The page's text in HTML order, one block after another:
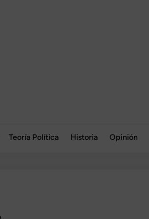
Teoría Política Historia Opinión